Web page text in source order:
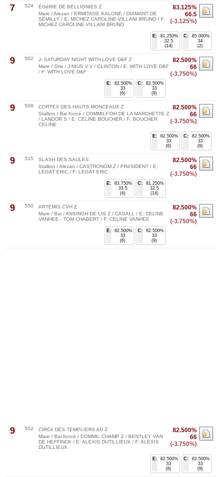
7 524
83.125%
66.5
(-3.125%)
ÉGéRIE DE BELLIGNIES Z
Mare / Alezan / ERMITAGE KALONE / DIAMANT DE
SEMILLY / E: MICHEZ CAROLINE-VILLANI BRUNO / F:
MICHEZ CAROLINE-VILLANI BRUNO
C:
85.000%
34
(2)
E:
81.250%
32.5
(14)
9 502
82.500%
66
(-3.750%)
J- SATURDAY NIGHT WITH LOVE D&F Z
Mare / Gris / J-NIUS V.V / CLINTON / E: WITH LOVE D&F
/ F: WITH LOVE D&F
C:
82.500%
33
(9)
E:
82.500%
33
(6)
9 508
82.500%
66
(-3.750%)
CORTEX DES HAUTS MONCEAUX Z
Stallion / Bai foncé / COMMILF’OH DE LA MARCHETTE Z
/ LANDOR S / E: CELINE BOUCHER / F: BOUCHER
CELINE
C:
82.500%
33
(9)
E:
82.500%
33
(6)
9 515
82.500%
66
(-3.750%)
SLASH DES SAULES
Stallion / Alezan / CASTRONOM Z / PRéSIDENT / E:
LEGAT ERIC / F: LEGAT ERIC
C:
81.250%
32.5
(14)
E:
83.750%
33.5
(4)
9 550
82.500%
66
(-3.750%)
ARTEMIS CVH Z
Mare / Bai / ANSINGH DE LIS Z / CASALL / E: CELINE
VANHEE - TOM CHABERT / F: CELINE VANHEE
C:
82.500%
33
(9)
E:
82.500%
33
(6)
9 552
82.500%
66
(-3.750%)
CIRCé DES TEMPLIERS AD Z
Mare / Bai foncé / COMMIL CHAMP Z / BENTLEY VAN
DE HEFFINCK / E: ALEXIS DUTILLIEUX / F: ALEXIS
DUTILLIEUX
C:
82.500%
33
(9)
E:
82.500%
33
(6)